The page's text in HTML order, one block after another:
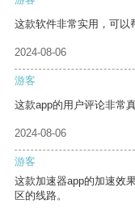
这款软件非常实用，可以
2024-08-06
游客
这款app的用户评论非常
2024-08-06
游客
这款加速器app的加速效
区的线路。